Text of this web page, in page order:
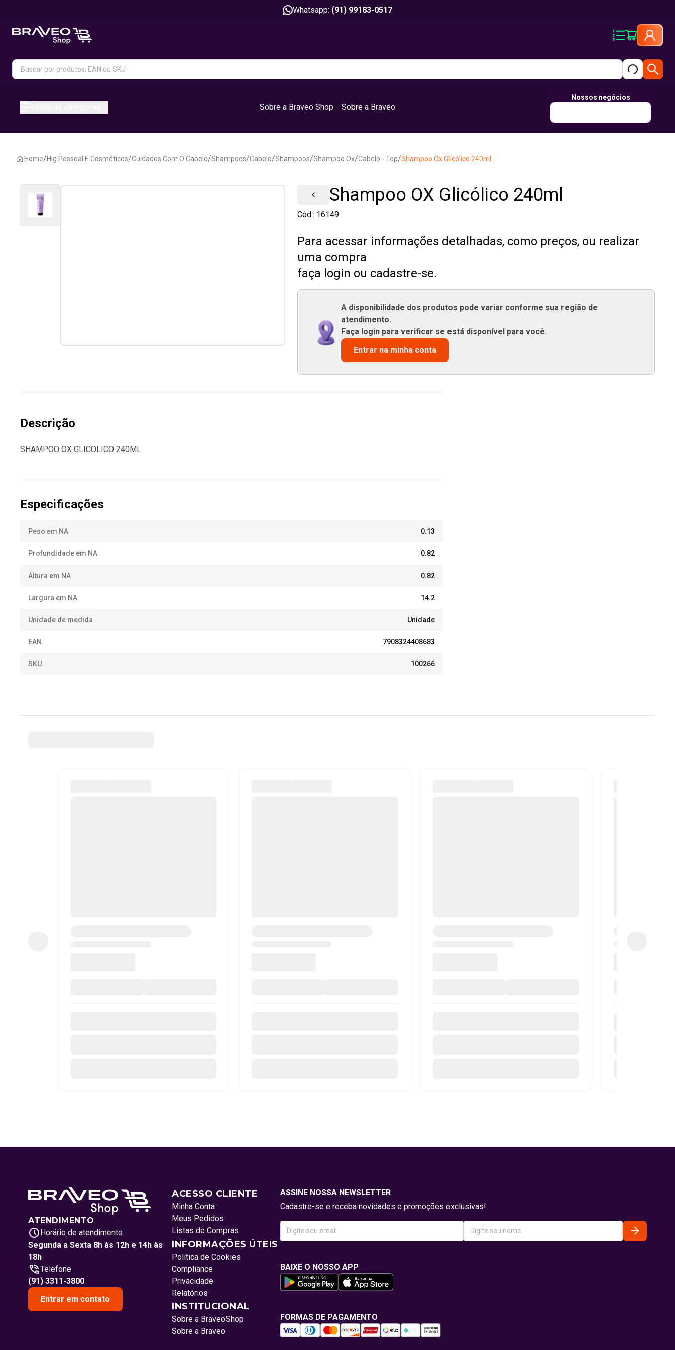
Whatsapp: (91) 99183-0517
Sobre a Braveo Shop Sobre a Braveo
Nossos negócios
Home/Hig Pessoal E Cosméticos/Cuidados Com O Cabelo/Shampoos/Cabelo/Shampoos/Shampoo Ox/Cabelo - Top/Shampoo Ox Glicólico 240ml
Shampoo OX Glicólico 240ml
Cód.: 16149
Para acessar informações detalhadas, como preços, ou realizar
uma compra
faça login ou cadastre-se.
A disponibilidade dos produtos pode variar conforme sua região de
atendimento.
Faça login para verificar se está disponível para você.
Entrar na minha conta
Descrição
SHAMPOO OX GLICOLICO 240ML
Especificações
Peso em NA 0.13
Profundidade em NA 0.82
Altura em NA 0.82
Largura em NA 14.2
Unidade de medida Unidade
EAN 7908324408683
SKU 100266
ATENDIMENTO
Horário de atendimento
Segunda a Sexta 8h às 12h e 14h às
18h
Telefone
(91) 3311-3800
Entrar em contato
ACESSO CLIENTE
Minha Conta
Meus Pedidos
Listas de Compras
INFORMAÇÕES ÚTEIS
Política de Cookies
Compliance
Privacidade
Relatórios
INSTITUCIONAL
Sobre a BraveoShop
Sobre a Braveo
ASSINE NOSSA NEWSLETTER
Cadastre-se e receba novidades e promoções exclusivas!
BAIXE O NOSSO APP
FORMAS DE PAGAMENTO